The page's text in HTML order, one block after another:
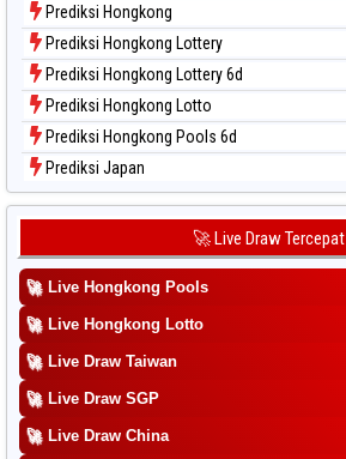
Prediksi Hongkong
Prediksi Hongkong Lottery
Prediksi Hongkong Lottery 6d
Prediksi Hongkong Lotto
Prediksi Hongkong Pools 6d
Prediksi Japan
Prediksi Japan 6d
Prediksi Kuda Lari
Prediksi Magnum Cambodia
Prediksi Nagoya
Prediksi North Carolina Day
Prediksi Singapore
🚀 Live Draw Tercepat
🚀 Live Hongkong Pools
🚀 Live Hongkong Lotto
🚀 Live Draw Taiwan
🚀 Live Draw SGP
🚀 Live Draw China